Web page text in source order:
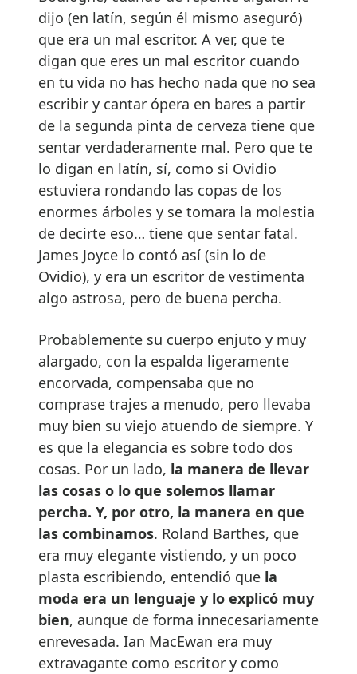
dijo (en latín, según él mismo aseguró)
que era un mal escritor. A ver, que te
digan que eres un mal escritor cuando
en tu vida no has hecho nada que no sea
escribir y cantar ópera en bares a partir
de la segunda pinta de cerveza tiene que
sentar verdaderamente mal. Pero que te
lo digan en latín, sí, como si Ovidio
estuviera rondando las copas de los
enormes árboles y se tomara la molestia
de decirte eso… tiene que sentar fatal.
James Joyce lo contó así (sin lo de
Ovidio), y era un escritor de vestimenta
algo astrosa, pero de buena percha.
Probablemente su cuerpo enjuto y muy
alargado, con la espalda ligeramente
encorvada, compensaba que no
comprase trajes a menudo, pero llevaba
muy bien su viejo atuendo de siempre. Y
es que la elegancia es sobre todo dos
cosas. Por un lado, la manera de llevar
las cosas o lo que solemos llamar
percha. Y, por otro, la manera en que
las combinamos. Roland Barthes, que
era muy elegante vistiendo, y un poco
plasta escribiendo, entendió que la
moda era un lenguaje y lo explicó muy
bien, aunque de forma innecesariamente
enrevesada. Ian MacEwan era muy
extravagante como escritor y como